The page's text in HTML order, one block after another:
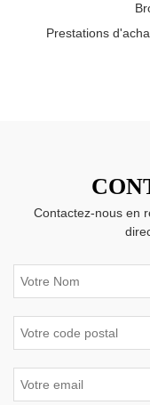
Prestations
Contactez-nous en